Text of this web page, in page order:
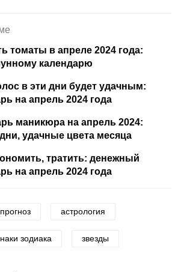
томаты в апреле 2024 года:
календарю
в эти дни будет удачным:
на апрель 2024 года
маникюра на апрель 2024:
удачные цвета месяца
тратить: денежный
на апрель 2024 года
астрология
зодиака звезды